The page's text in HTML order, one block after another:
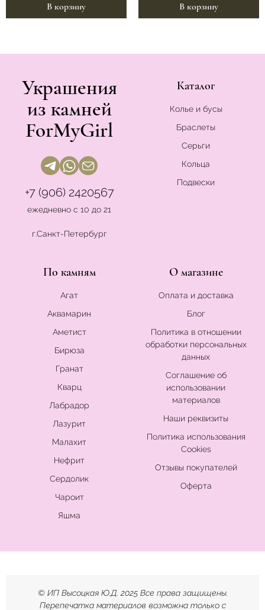
В корзину В корзину
Украшения
из камней
ForMyGirl
+7 (906) 2420567
ежедневно с 10 до 21
г.Санкт-Петербург
Каталог
Колье и бусы
Браслеты
Серьги
Кольца
Подвески
По камням
Агат
Аквамарин
Аметист
Бирюза
Гранат
Кварц
Лабрадор
Лазурит
Малахит
Нефрит
Сердолик
Чароит
Яшма
О магазине
Оплата и доставка
Блог
Политика в отношении
обработки персональных
данных
Соглашение об
использовании
материалов
Наши реквизиты
Политика использования
Cookies
Отзывы покупателей
Оферта
© ИП Высоцкая Ю.Д. 2025 Все права защищены.
Перепечатка материалов возможна только с